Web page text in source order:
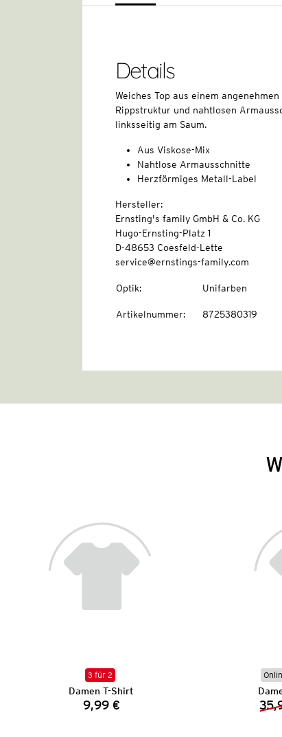
Details
Weiches Top aus einem
Rippstruktur und nahtlosen
linksseitig am Saum.
Aus Viskose-Mix
Nahtlose Armausschnitte
Herzförmiges Metall-Label
Hersteller:
Ernsting's family GmbH & Co. KG
Hugo-Ernsting-Platz 1
D-48653 Coesfeld-Lette
service@ernstings-family.com
Optik: Unifarben
Artikelnummer: 8725380319
3 für 2
Damen T-Shirt
Preis:
9,99 €